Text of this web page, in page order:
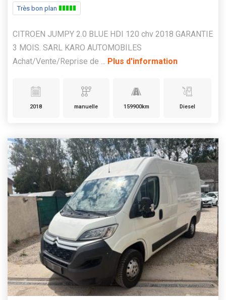
Très bon plan
CITROEN JUMPY 2.0 BLUE HDI 120 chv 2018 GARANTIE
3 MOIS. SARL KARO AUTOMOBILES
Achat/Vente/Reprise de ... Plus d'information
2018 manuelle 159900km Diesel